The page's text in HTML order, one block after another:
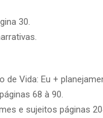
30.
de Vida: Eu +
68 à 90.
e sujeitos páginas